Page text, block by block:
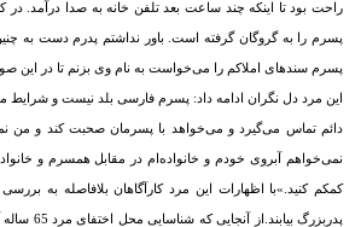
راحت بود تا اینکه چند ساعت بعد تلفن خانه به صدا درآمد. در
پسرم را به گروگان گرفته است. باور نداشتم پدرم دست به
پسرم سندهای املاکم را می‌خواست به نام وی بزنم تا در این
این مرد دل نگران ادامه داد: پسرم فارسی بلد نیست و شرایط
دائم تماس می‌گیرد و می‌خواهد با پسرمان صحبت کند و من
نمی‌خواهم آبروی خودم و خانواده‌‌ام در مقابل همسرم و
کمکم کنید.»با اظهارات این مرد کارآگاهان بلافاصله به بررسی
پدربزرگ